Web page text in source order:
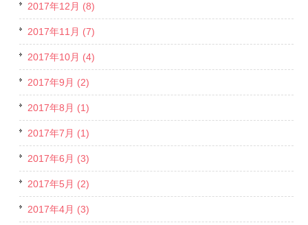
2017年12月 (8)
2017年11月 (7)
2017年10月 (4)
2017年9月 (2)
2017年8月 (1)
2017年7月 (1)
2017年6月 (3)
2017年5月 (2)
2017年4月 (3)